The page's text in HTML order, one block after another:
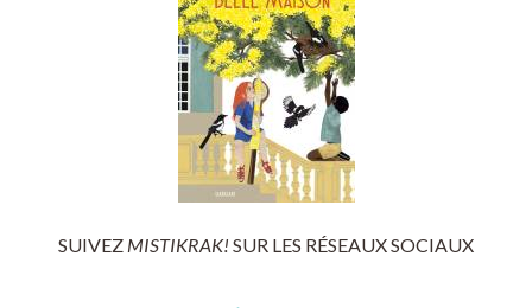
SUIVEZ MISTIKRAK! SUR LES RÉSEAUX SOCIAUX